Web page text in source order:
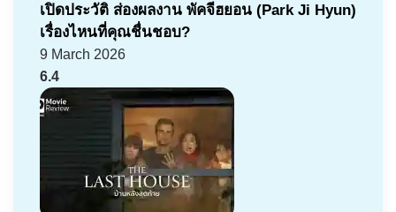
เปิดประวัติ ส่องผลงาน พัคจีฮยอน (Park Ji Hyun)
เรื่องไหนที่คุณชื่นชอบ?
9 March 2026
6.4